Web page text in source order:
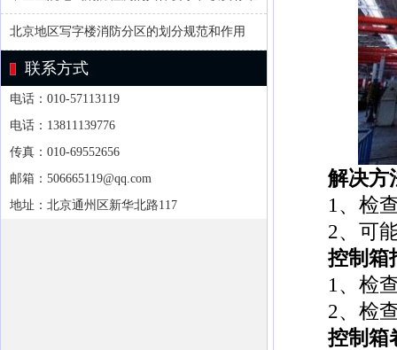
北京地区写字楼消防分区的划分规范和作用
联系方式
电话：010-57113119
电话：13811139776
传真：010-69552656
邮箱：506665119@qq.com
地址：北京通州区新华北路117
解决方
1、检查
2、可能
控制箱
1、检查
2、检查
控制箱